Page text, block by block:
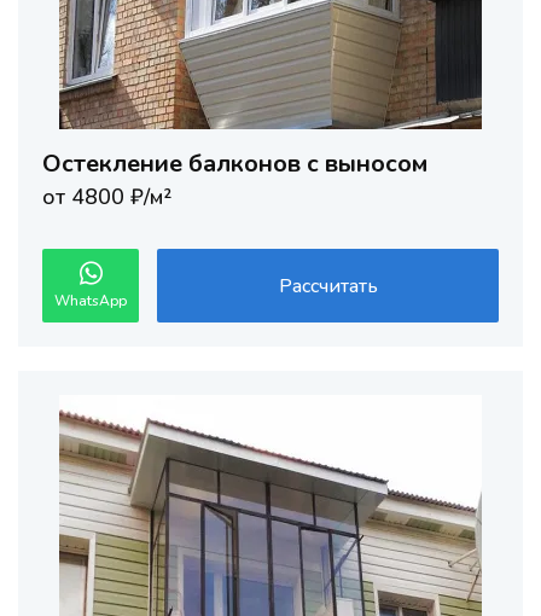
Остекление балконов с выносом
от 4800 ₽/м²
WhatsApp
Рассчитать